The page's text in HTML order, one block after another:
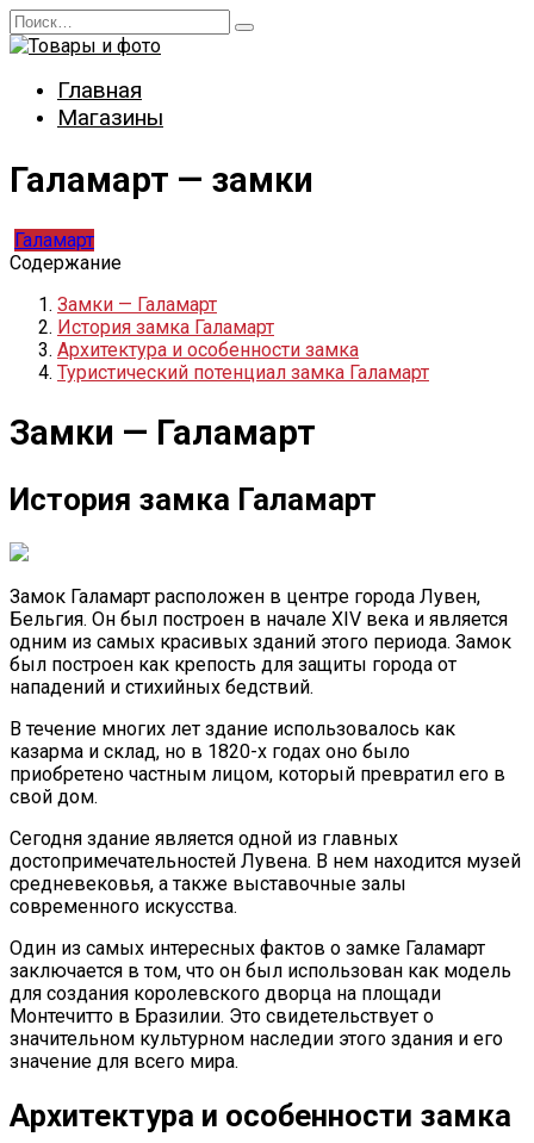
Перейти
к
Search
for:
Главная
Магазины
Галамарт — замки
Галамарт
Содержание
Замки — Галамарт
История замка Галамарт
Архитектура и особенности замка
Туристический потенциал замка Галамарт
Замки — Галамарт
История замка Галамарт
Замок Галамарт расположен в центре города Лувен,
Бельгия. Он был построен в начале XIV века и является
одним из самых красивых зданий этого периода. Замок
был построен как крепость для защиты города от
нападений и стихийных бедствий.
В течение многих лет здание использовалось как
казарма и склад, но в 1820-х годах оно было
приобретено частным лицом, который превратил его в
свой дом.
Сегодня здание является одной из главных
достопримечательностей Лувена. В нем находится музей
средневековья, а также выставочные залы
современного искусства.
Один из самых интересных фактов о замке Галамарт
заключается в том, что он был использован как модель
для создания королевского дворца на площади
Монтечитто в Бразилии. Это свидетельствует о
значительном культурном наследии этого здания и его
значение для всего мира.
Архитектура и особенности замка